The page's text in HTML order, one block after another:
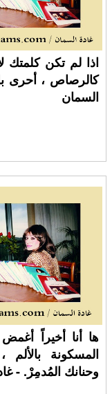
اذا لم تكن كلمتك
كالرصاص ، أحرى
السمان
ها أنا أخيراً
المسكونة بالألم
وحنانك المُدمِرْ. -